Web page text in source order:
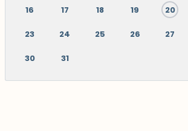
16 17 18 19 20
23 24 25 26 27
30 31